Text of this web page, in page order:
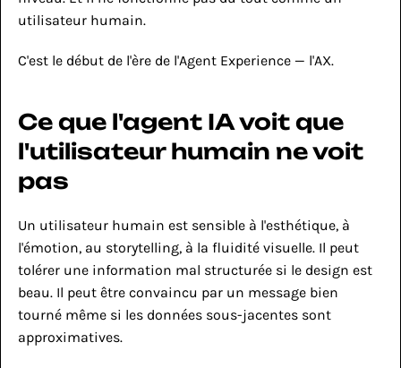
utilisateur humain.
C'est le début de l'ère de l'Agent Experience — l'AX.
Ce que l'agent IA voit que
l'utilisateur humain ne voit
pas
Un utilisateur humain est sensible à l'esthétique, à
l'émotion, au storytelling, à la fluidité visuelle. Il peut
tolérer une information mal structurée si le design est
beau. Il peut être convaincu par un message bien
tourné même si les données sous-jacentes sont
approximatives.